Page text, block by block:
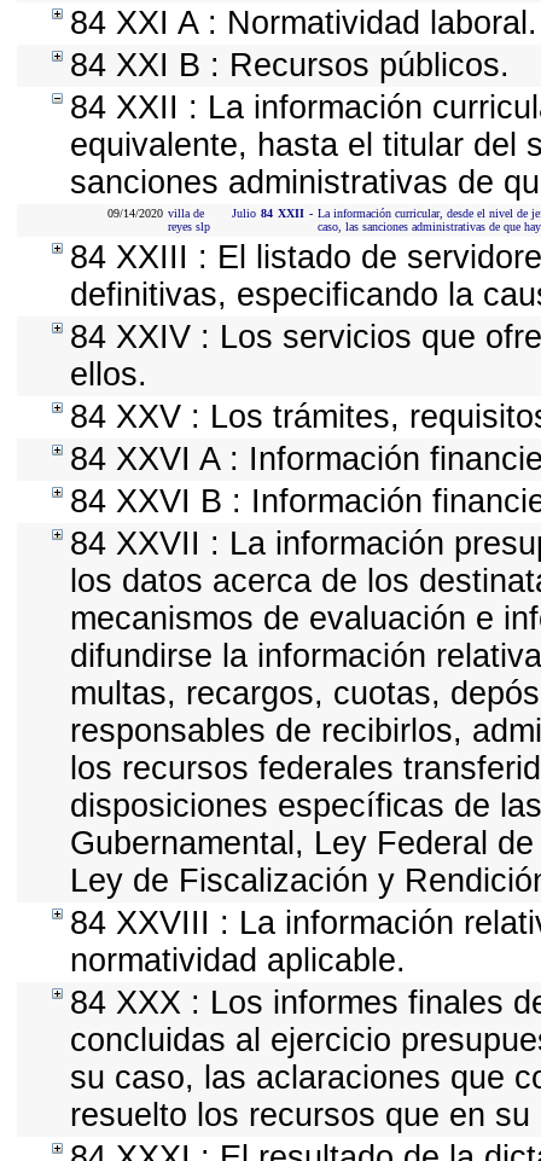
84 XXI A : Normatividad laboral.
84 XXI B : Recursos públicos.
84 XXII : La información
equivalente, hasta el titular del
sanciones administrativas de
09/14/2020 villa de
reyes slp
Julio 84 XXII - La información curricular, desde el nivel de
caso, las sanciones administrativas de que
84 XXIII : El listado de
definitivas, especificando la
84 XXIV : Los servicios que
ellos.
84 XXV : Los trámites,
84 XXVI A : Información
84 XXVI B : Información
84 XXVII : La información
los datos acerca de los
mecanismos de evaluación e
difundirse la información
multas, recargos, cuotas,
responsables de recibirlos,
los recursos federales
disposiciones específicas de
Gubernamental, Ley Federal
Ley de Fiscalización y
84 XXVIII : La información
normatividad aplicable.
84 XXX : Los informes finales
concluidas al ejercicio
su caso, las aclaraciones que
resuelto los recursos que en